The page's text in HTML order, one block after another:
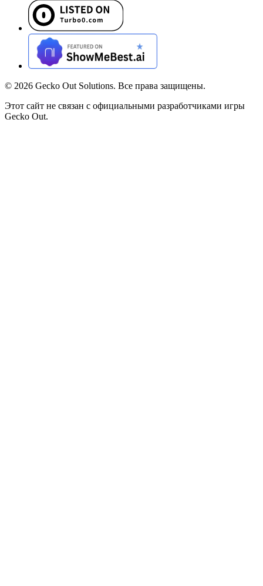
© 2026 Gecko Out Solutions. Все права защищены.
Этот сайт не связан с официальными разработчиками игры
Gecko Out.